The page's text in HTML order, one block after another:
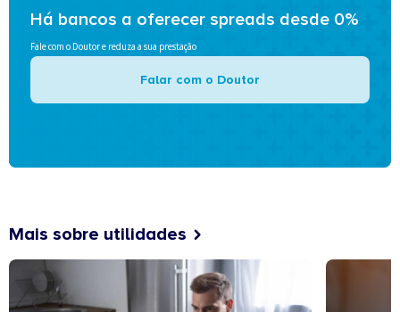
Há bancos a oferecer spreads desde 0%
Fale com o Doutor e reduza a sua prestação
Falar com o Doutor
Mais sobre utilidades